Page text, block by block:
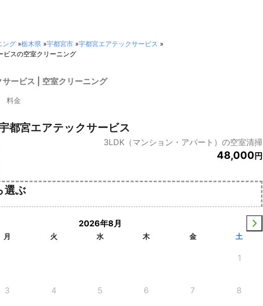
ング »栃木県 »宇都宮市 »宇都宮エアテックサービス »
ビスの空室クリーニング
ービス | 空室クリーニング
料金
都宮エアテックサービス
3LDK（マンション・アパート）の空室清掃
48,000 円
選ぶ
2026年8月
月 火 水 木 金 土
1
3 4 5 6 7 8